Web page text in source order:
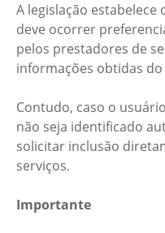
A legislação estabelece
deve ocorrer
pelos prestadores de
informações obtidas do
Contudo, caso o
não seja identificado
solicitar inclusão
serviços.
Importante